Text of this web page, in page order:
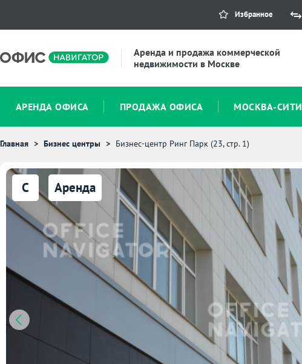
Избранное
Аренда и продажа коммерческой
недвижимости в Москве
АРЕНДА ОФИСА ПРОДАЖА ОФИСА МОСКВА-СИТИ
Главная Бизнес центры Бизнес-центр Ринг Парк (23, стр. 1)
C Аренда